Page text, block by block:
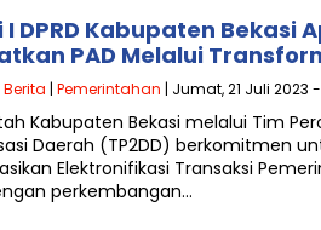
DPRD Kabupaten Bekasi
PAD Melalui
Berita | Pemerintahan | Jumat, 21 Juli 2023
Kabupaten Bekasi melalui Tim
Daerah (TP2DD) berkomitmen
Elektronifikasi Transaksi
perkembangan…